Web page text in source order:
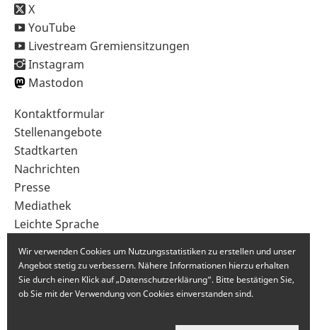
X
YouTube
Livestream Gremiensitzungen
Instagram
Mastodon
Sekundärnavigation
im
Fußbereich
Kontaktformular
Stellenangebote
Stadtkarten
Nachrichten
Presse
Mediathek
Leichte Sprache
Wir verwenden Cookies um Nutzungsstatistiken zu erstellen und unser
Angebot stetig zu verbessern. Nähere Informationen hierzu erhalten
Sie durch einen Klick auf „Datenschutzerklärung“. Bitte bestätigen Sie,
ob Sie mit der Verwendung von Cookies einverstanden sind.